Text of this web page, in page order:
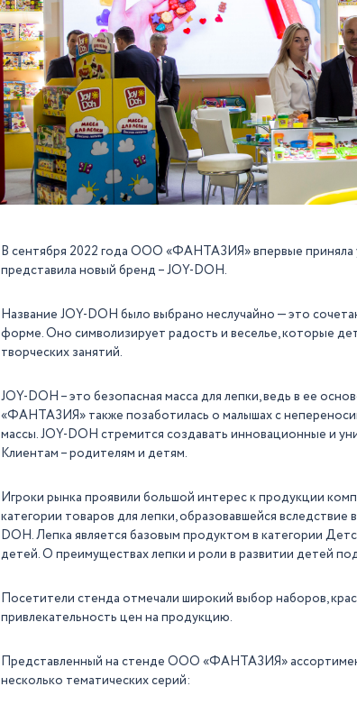
В сентября 2022 года ООО «ФАНТАЗИЯ» впервые приняла
представила новый бренд – JOY-DOH.
Название JOY-DOH было выбрано неслучайно — это
форме. Оно символизирует радость и веселье, которые
творческих занятий.
JOY-DOH – это безопасная масса для лепки, ведь в ее
«ФАНТАЗИЯ» также позаботилась о малышах с
массы. JOY-DOH стремится создавать инновационные и
Клиентам – родителям и детям.
Игроки рынка проявили большой интерес к продукции
категории товаров для лепки, образовавшейся
DOH. Лепка является базовым продуктом в категории
детей. О преимуществах лепки и роли в развитии детей
Посетители стенда отмечали широкий выбор наборов,
привлекательность цен на продукцию.
Представленный на стенде ООО «ФАНТАЗИЯ»
несколько тематических серий: